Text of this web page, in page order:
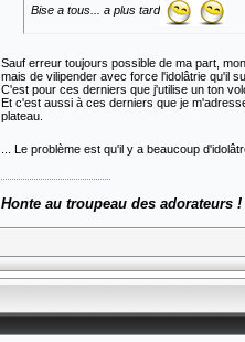
Bise a tous... a plus tard
Sauf erreur toujours possible de ma part,
mais de vilipender avec force l'idolâtrie qu'il
C'est pour ces derniers que j'utilise un ton
Et c'est aussi à ces derniers que je
plateau.
... Le problème est qu'il y a beaucoup
Honte au troupeau des adorateurs !